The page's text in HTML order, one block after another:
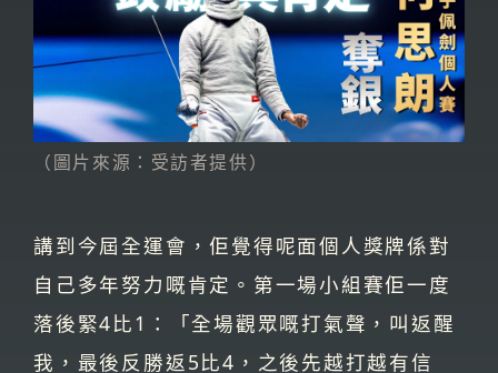
（圖片來源：受訪者提供）
講到今屆全運會，佢覺得呢面個人獎牌係對
自己多年努力嘅肯定。第一場小組賽佢一度
落後緊4比1：「全場觀眾嘅打氣聲，叫返醒
我，最後反勝返5比4，之後先越打越有信